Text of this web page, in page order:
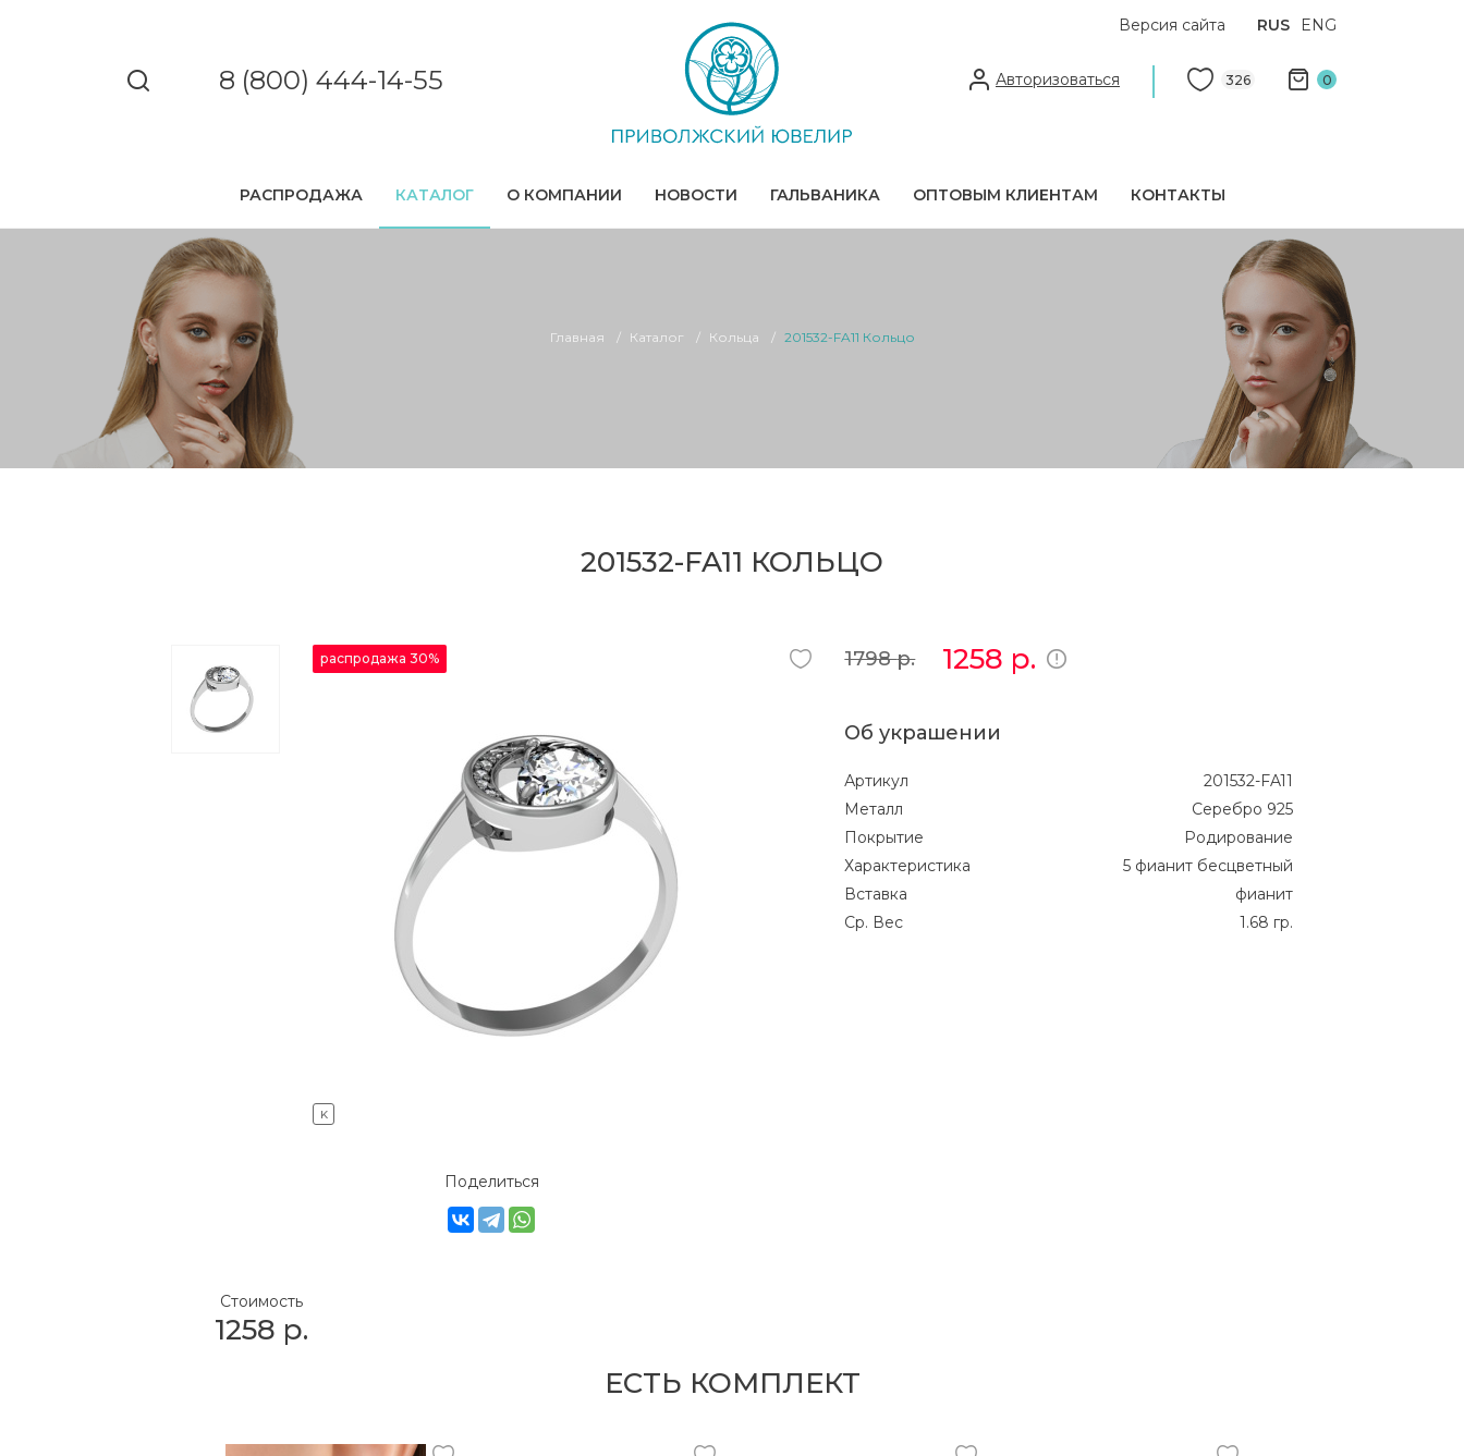
8 (800) 444-14-55
Версия сайта RUS ENG
Авторизоваться 326 0
РАСПРОДАЖА КАТАЛОГ О КОМПАНИИ НОВОСТИ ГАЛЬВАНИКА ОПТОВЫМ КЛИЕНТАМ КОНТАКТЫ
Главная Каталог Кольца 201532-FA11 Кольцо
201532-FA11 КОЛЬЦО
распродажа 30%
K
Поделиться
1798р. 1258 р.
Об украшении
Артикул
201532-FA11
Металл
Серебро 925
Покрытие
Родирование
Характеристика
5 фианит бесцветный
Вставка
фианит
Ср. Вес
1.68 гр.
Стоимость
1258 р.
ЕСТЬ КОМПЛЕКТ